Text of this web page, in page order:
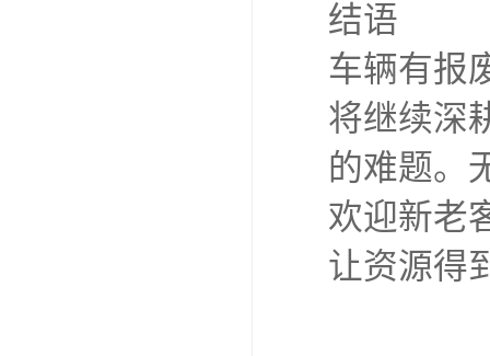
结语
车辆有报
将继续深
的难题。
欢迎新老
让资源得